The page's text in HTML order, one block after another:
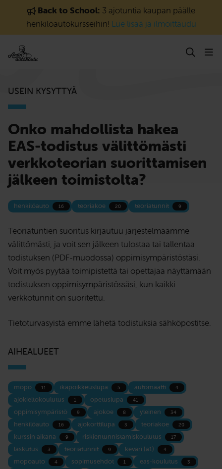
Siirry sisältöönBack to School: 3 ajotuntia kaupan päälle
henkilöautokursseihin! Lue lisää ja ilmoittaudu
USEIN KYSYTTYÄ
Onko mahdollista hakea
EAS-todistus välittömästi
verkkoteorian suorittamisen
jälkeen toimistolta?
henkilöauto 16 teoriakoe 20 teoriatunnit 9
Teoriatuntien suoritus kirjautuu järjestelmäämme
välittömästi, ja voit sen jälkeen tulostaa tai tallentaa
todistuksen (PDF-muodossa) oppimisympäristöstäsi.
Voit myös pyytää toimipistettä tai opettajaa näyttämään
todistuksen oppimisympäristössäsi, kun kaikki
verkkotunnit on suoritettu.
Tietoturvasyistä emme lähetä todistuksia sähköpostitse.
AIHEALUEET
mopo 11 ikäpoikkeuslupa 5 automaatti 4
ajokieltokoulutus 1 opetuslupa 41
oppimisympäristö 9 ajokoe 8 yleinen 34
henkilöauto 16 ajokorttilupa 3 teoriakoe 20
kurssin aikana 9 riskientunnistamiskoulutus 17
laskutus 3 teoriatunnit 9 kevari (a1) 4
mopoauto 4 sopimusehdot 1 eas-koulutus 3